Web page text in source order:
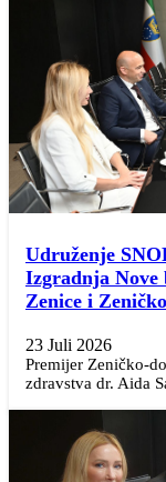
Udruženje
Izgradnja Nove
Zenice i
23 Juli 2026
Premijer Zeničko-
zdravstva dr. Aida